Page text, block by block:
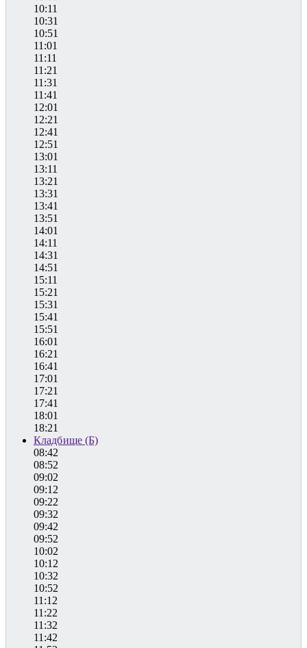
10:11
10:31
10:51
11:01
11:11
11:21
11:31
11:41
12:01
12:21
12:41
12:51
13:01
13:11
13:21
13:31
13:41
13:51
14:01
14:11
14:31
14:51
15:11
15:21
15:31
15:41
15:51
16:01
16:21
16:41
17:01
17:21
17:41
18:01
18:21
Кладбище (Б)
08:42
08:52
09:02
09:12
09:22
09:32
09:42
09:52
10:02
10:12
10:32
10:52
11:12
11:22
11:32
11:42